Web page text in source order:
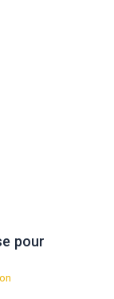
pour